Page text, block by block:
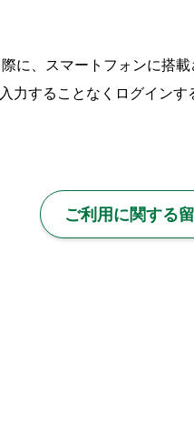
に、スマートフォンに搭
力することなくログインす
ご利用に関する